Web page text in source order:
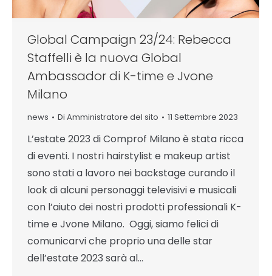
Global Campaign 23/24: Rebecca
Staffelli è la nuova Global
Ambassador di K-time e Jvone
Milano
news Di Amministratore del sito 11 Settembre 2023
L’estate 2023 di Comprof Milano è stata ricca
di eventi. I nostri hairstylist e makeup artist
sono stati a lavoro nei backstage curando il
look di alcuni personaggi televisivi e musicali
con l’aiuto dei nostri prodotti professionali K-
time e Jvone Milano. Oggi, siamo felici di
comunicarvi che proprio una delle star
dell’estate 2023 sarà al…